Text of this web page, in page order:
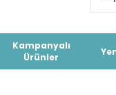
Kampanyalı
Ürünler